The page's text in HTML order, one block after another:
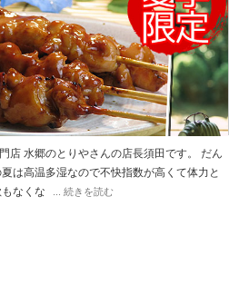
店 水郷のとりやさんの店長須田です。 だん
は高温多湿なので不快指数が高くて体力と
なくな
... 続きを読む